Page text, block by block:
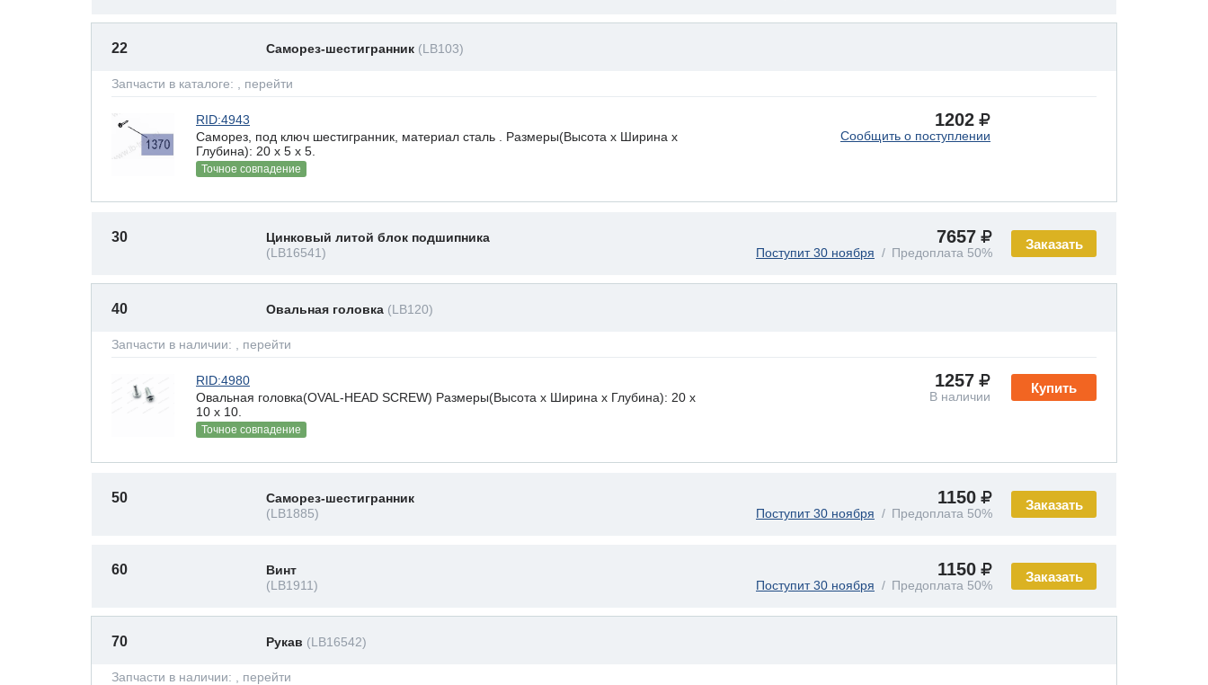
22 Саморез-шестигранник (LB103)
Запчасти в каталоге: , перейти
RID:4943
Саморез, под ключ шестигранник, материал сталь . Размеры(Высота х Ширина х
Глубина): 20 x 5 х 5.
Точное совпадение
1202
Сообщить о поступлении
Заказать
30
Цинковый литой блок подшипника
(LB16541)
7657
Поступит 30 ноября Предоплата 50%
40 Овальная головка (LB120)
Запчасти в наличии: , перейти
Купить
RID:4980
Овальная головка(OVAL-HEAD SCREW) Размеры(Высота х Ширина х Глубина): 20 x
10 х 10.
Точное совпадение
1257
В наличии
Заказать
50
Саморез-шестигранник
(LB1885)
1150
Поступит 30 ноября Предоплата 50%
Заказать
60
Винт
(LB1911)
1150
Поступит 30 ноября Предоплата 50%
70 Рукав (LB16542)
Запчасти в наличии: , перейти